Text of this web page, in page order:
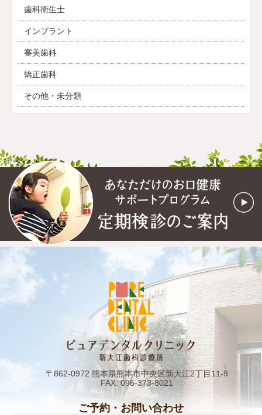
歯科衛生士
インプラント
審美歯科
矯正歯科
その他・未分類
〒862-0972 熊本県熊本市中央区新大江2丁目11-9
FAX: 096-373-8021
ご予約・お問い合わせ